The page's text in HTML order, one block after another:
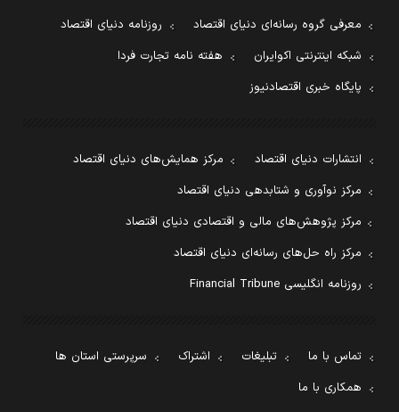
معرفی گروه رسانه‌ای دنیای اقتصاد
روزنامه دنیای اقتصاد
شبکه اینترنتی اکوایران
هفته نامه تجارت فردا
پایگاه خبری اقتصادنیوز
انتشارات دنیای اقتصاد
مرکز همایش‌های دنیای اقتصاد
مرکز نوآوری و شتابدهی دنیای اقتصاد
مرکز پژوهش‌های مالی و اقتصادی دنیای اقتصاد
مرکز راه حل‌های رسانه‌ای دنیای اقتصاد
روزنامه انگلیسی Financial Tribune
تماس با ما تبلیغات اشتراک
سرپرستی استان ها
همکاری با ما